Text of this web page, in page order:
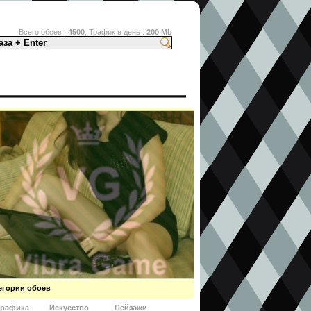
Всего обоев : 4500 , Трафик в день : 200 Mb
игрушке
обоев
Искусство
Пейзажи